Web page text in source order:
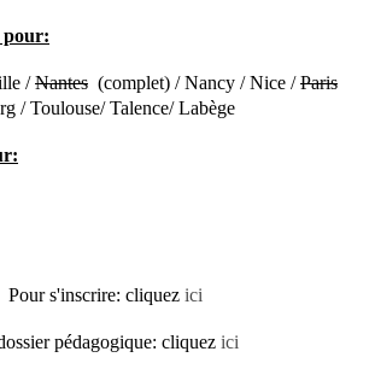
pour:
/Nantes (complet) / Nancy / Nice /Paris
/ Toulouse/ Talence/ Labège
Pour s'inscrire: cliquez ici
pédagogique: cliquez ici